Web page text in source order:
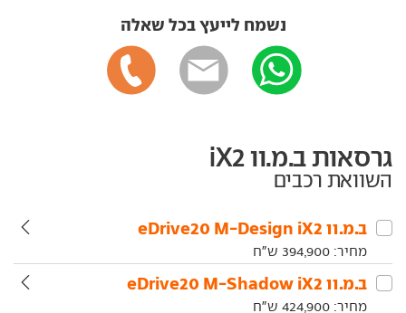
נשמח לייעץ בכל שאלה
גרסאות ב.מ.וו iX2
השוואת רכבים
ב.מ.וו‏ iX2‏ eDrive20 M-Design
מחיר: 394,900 ש"ח
ב.מ.וו‏ iX2‏ eDrive20 M-Shadow
מחיר: 424,900 ש"ח